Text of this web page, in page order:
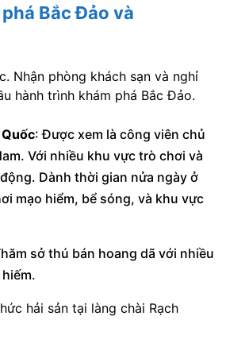
Bắc Đảo và
Nhận phòng khách sạn và nghỉ
hành trình khám phá Bắc Đảo.
: Được xem là công viên chủ
Với nhiều khu vực trò chơi và
Dành thời gian nửa ngày ở
mạo hiểm, bể sóng, và khu vực
sở thú bán hoang dã với nhiều
hải sản tại làng chài Rạch